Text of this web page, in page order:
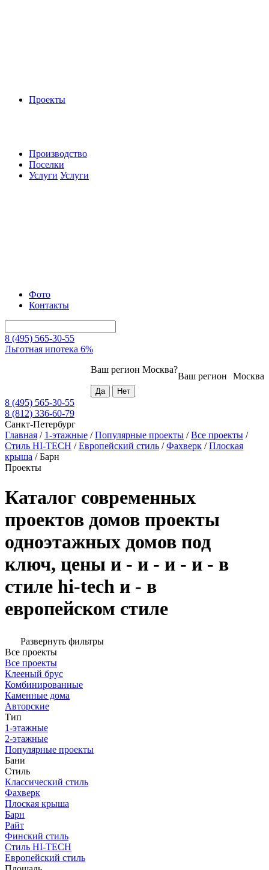
Проекты
Производство
Поселки
Услуги Услуги
Фото
Контакты
8 (495) 565-30-55
Льготная ипотека 6%
Москва
Ваш регион
Ваш регион Москва?
8 (495) 565-30-55
8 (812) 336-60-79
Санкт-Петербург
Главная / 1-этажные /Популярные проекты /Все проекты /
Стиль HI-TECH /Европейский стиль /Фахверк /Плоская
крыша /Барн
Проекты
Каталог современных
проектов домов проекты
одноэтажных домов под
ключ, цены и - и - и - и - в
стиле hi-tech и - в
европейском стиле
Развернуть фильтры
Все проекты
Все проекты
Клееный брус
Комбинированные
Каменные дома
Авторские
Тип
1-этажные
2-этажные
Популярные проекты
Бани
Стиль
Классический стиль
Фахверк
Плоская крыша
Барн
Райт
Финский стиль
Стиль HI-TECH
Европейский стиль